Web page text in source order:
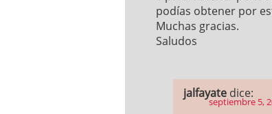
podías obtener por
Muchas gracias.
Saludos
jalfayate dice:
septiembre 5,